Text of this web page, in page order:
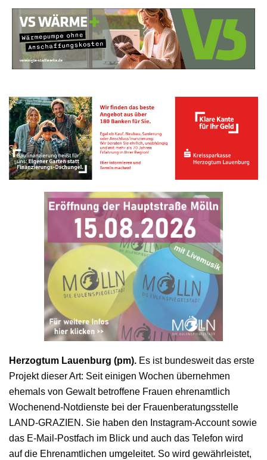
Herzogtum Lauenburg (pm). Es ist bundesweit das erste
Projekt dieser Art: Seit einigen Wochen übernehmen
ehemals von Gewalt betroffene Frauen ehrenamtlich
Wochenend-Notdienste bei der Frauenberatungsstelle
LAND-GRAZIEN. Sie haben den Instagram-Account sowie
das E-Mail-Postfach im Blick und auch das Telefon wird
auf die Ehrenamtlichen umgeleitet. So wird gewährleistet,